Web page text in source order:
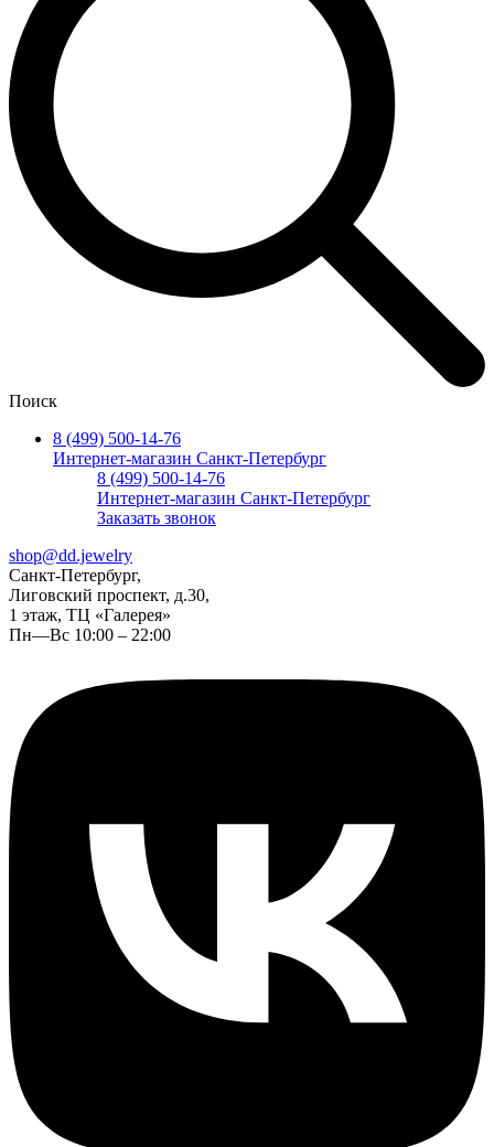
Поиск
8 (499) 500-14-76
Интернет-магазин Санкт-Петербург
8 (499) 500-14-76
Интернет-магазин Санкт-Петербург
Заказать звонок
shop@dd.jewelry
Санкт-Петербург,
Лиговский проспект, д.30,
1 этаж, ТЦ «Галерея»
Пн—Вс 10:00 – 22:00